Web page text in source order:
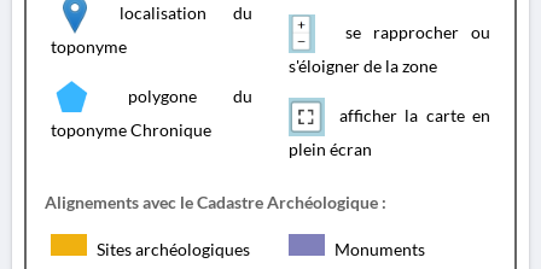
localisation du
toponyme
polygone du
toponyme Chronique
se rapprocher ou
s'éloigner de la zone
afficher la carte en
plein écran
Alignements avec le Cadastre Archéologique :
Sites archéologiques Monuments